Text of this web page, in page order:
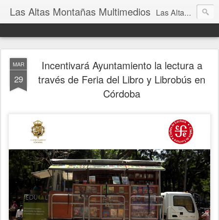
Las Altas Montañas Multimedios Las Altas Montañas Multimedios
MAR
29
Incentivará Ayuntamiento la lectura a
través de Feria del Libro y Librobús en
Córdoba